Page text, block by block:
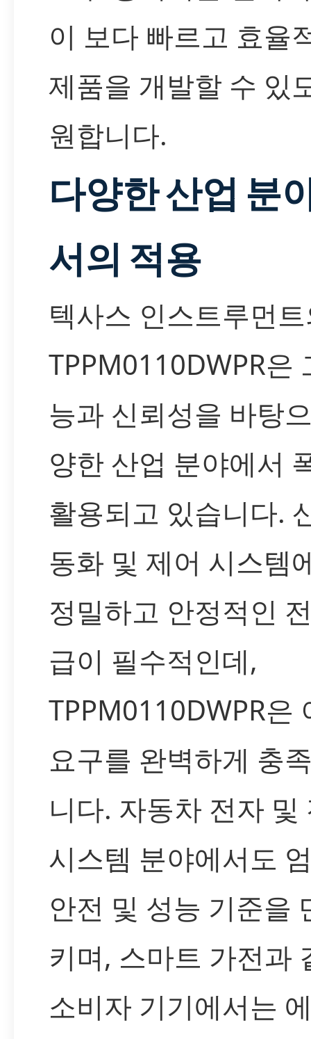
이 보다 빠르고 효율
제품을 개발할 수 있
원합니다.
다양한 산업 분
서의 적용
텍사스 인스트루먼
TPPM0110DWPR은
능과 신뢰성을 바탕
양한 산업 분야에서
활용되고 있습니다.
동화 및 제어 시스템
정밀하고 안정적인
급이 필수적인데,
TPPM0110DWPR은
요구를 완벽하게 충
니다. 자동차 전자 및
시스템 분야에서도
안전 및 성능 기준을
키며, 스마트 가전과
소비자 기기에서는